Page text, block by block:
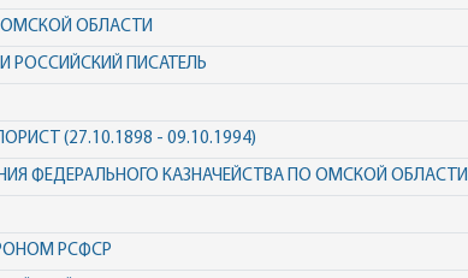
ОМСКОЙ ОБЛАСТИ
РОССИЙСКИЙ ПИСАТЕЛЬ
(27.10.1898 - 09.10.1994)
ФЕДЕРАЛЬНОГО КАЗНАЧЕЙСТВА ПО ОМСКОЙ ОБЛАСТИ
РСФСР